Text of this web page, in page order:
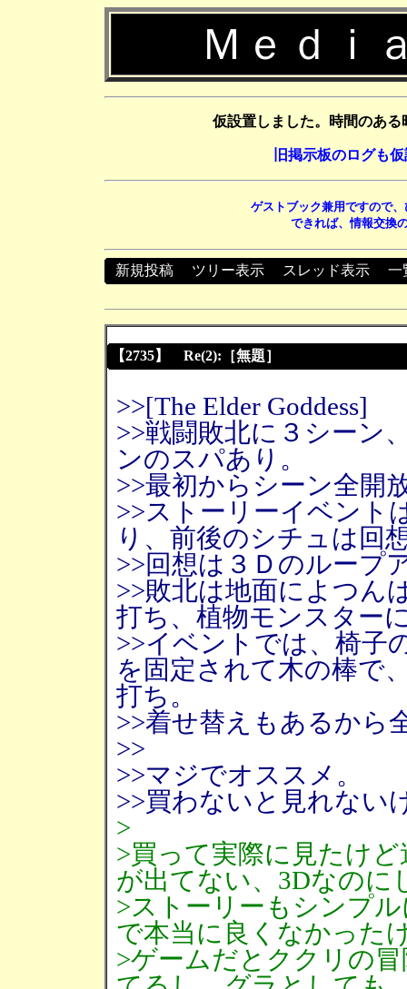
Ｍｅｄｉ
仮設置しました。時間のあ
旧掲示板のログも
ゲストブック兼用ですので
できれば、情報交換
新規投稿 ツリー表示 スレッド表示 一
【2735】 Re(2):［無題］
>>[The Elder Goddess]
>>戦闘敗北に３シーン
ンのスパあり。
>>最初からシーン全開
>>ストーリーイベント
り、前後のシチュは回
>>回想は３Ｄのループ
>>敗北は地面によつん
打ち、植物モンスター
>>イベントでは、椅子
を固定されて木の棒で
打ち。
>>着せ替えもあるから
>>
>>マジでオススメ。
>>買わないと見れない
>
>買って実際に見たけ
が出てない、3Dなのに
>ストーリーもシンプ
で本当に良くなかった
>ゲームだとククリの